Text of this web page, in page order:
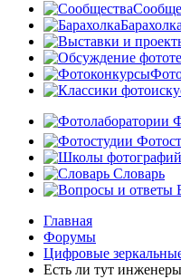
Барахолка
Словарь
Главная
Форумы
Цифровые
Есть ли тут